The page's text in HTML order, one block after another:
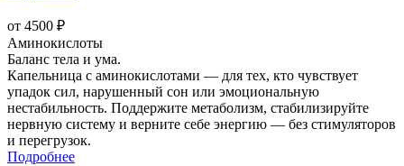
от 4500 ₽
Аминокислоты
Баланс тела и ума.
Капельница с аминокислотами — для тех, кто чувствует
упадок сил, нарушенный сон или эмоциональную
нестабильность. Поддержите метаболизм, стабилизируйте
нервную систему и верните себе энергию — без стимуляторов
и перегрузок.
Подробнее